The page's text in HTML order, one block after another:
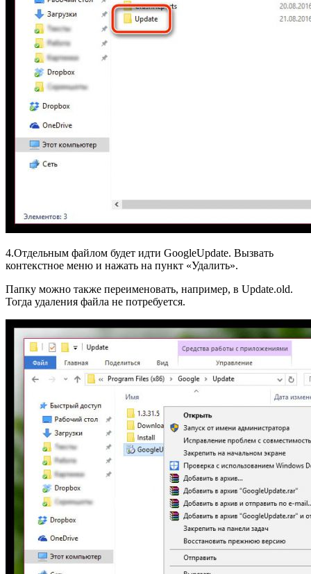
4.Отдельным файлом будет идти GoogleUpdate. Вызвать
контекстное меню и нажать на пункт «Удалить».
Папку можно также переименовать, например, в Update.old.
Тогда удаления файла не потребуется.